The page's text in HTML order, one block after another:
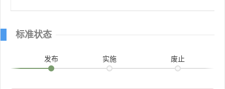
标准状态
发布 实施 废止